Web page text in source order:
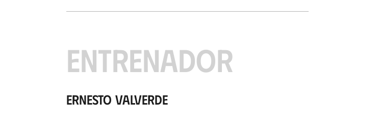
ENTRENADOR
Ernesto Valverde